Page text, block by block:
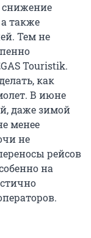
также
Тем не
Touristik.
как
В июне
даже зимой
менее
не
рейсов
на